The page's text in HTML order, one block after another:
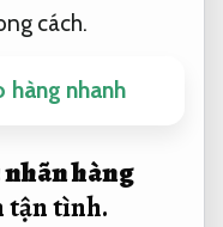
cách.
nhanh
nhãn hàng
tận tình.